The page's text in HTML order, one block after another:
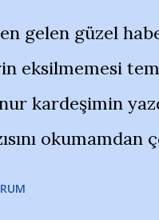
gelen güzel
eksilmemesi
kardeşimin